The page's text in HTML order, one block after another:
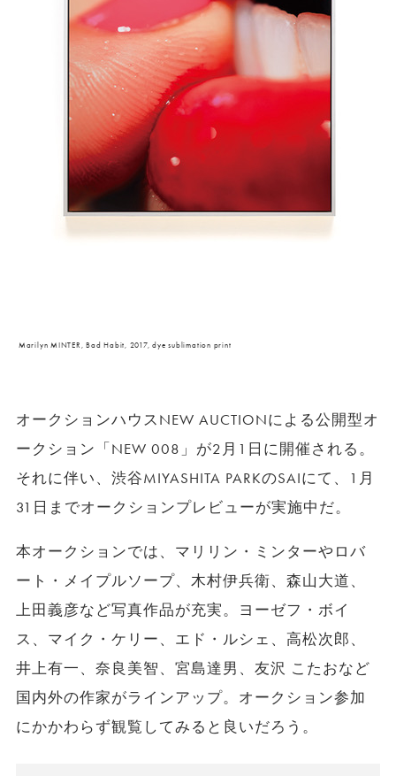
Marilyn MINTER, Bad Habit, 2017, dye sublimation print
オークションハウスNEW AUCTIONによる公開型オ
ークション「NEW 008」が2月1日に開催される。
それに伴い、渋谷MIYASHITA PARKのSAIにて、1月
31日までオークションプレビューが実施中だ。
本オークションでは、マリリン・ミンターやロバ
ート・メイプルソープ、木村伊兵衛、森山大道、
上田義彦など写真作品が充実。ヨーゼフ・ボイ
ス、マイク・ケリー、エド・ルシェ、高松次郎、
井上有一、奈良美智、宮島達男、友沢 こたおなど
国内外の作家がラインアップ。オークション参加
にかかわらず観覧してみると良いだろう。